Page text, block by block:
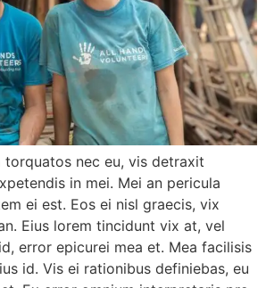
torquatos nec eu, vis detraxit
in mei. Mei an pericula
ei est. Eos ei nisl graecis, vix
Eius lorem tincidunt vix at, vel
error epicurei mea et. Mea facilisis
id. Vis ei rationibus definiebas, eu